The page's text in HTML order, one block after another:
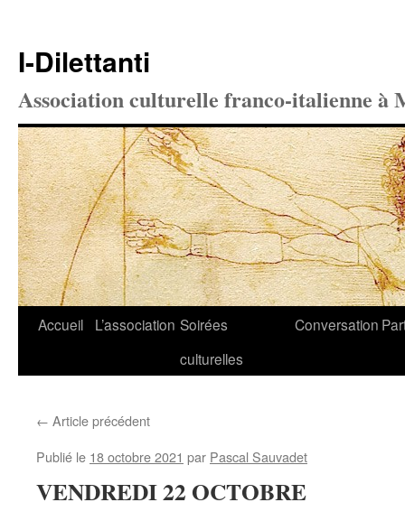
I-Dilettanti
Association culturelle franco-italienne à
Aller
Accueil L’association Soirées
culturelles
Conversation
← Article précédent
Publié le 18 octobre 2021 par Pascal Sauvadet
VENDREDI 22 OCTOBRE